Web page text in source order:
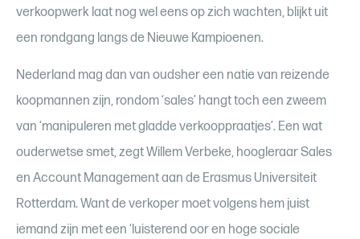
verkoopwerk laat nog wel eens op zich wachten, blijkt uit
een rondgang langs de Nieuwe Kampioenen.
Nederland mag dan van oudsher een natie van reizende
koopmannen zijn, rondom ‘sales’ hangt toch een zweem
van ‘manipuleren met gladde verkooppraatjes’. Een wat
ouderwetse smet, zegt Willem Verbeke, hoogleraar Sales
en Account Management aan de Erasmus Universiteit
Rotterdam. Want de verkoper moet volgens hem juist
iemand zijn met een ‘luisterend oor en hoge sociale